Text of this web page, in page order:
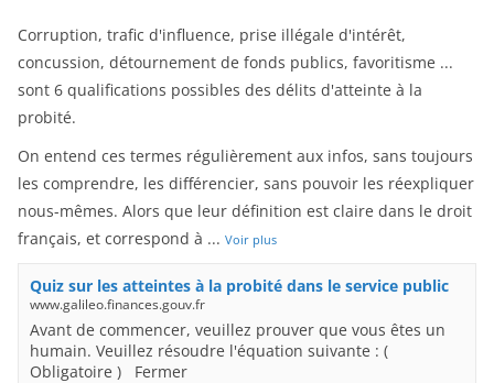
Corruption, trafic d'influence, prise illégale d'intérêt,
concussion, détournement de fonds publics, favoritisme ...
sont 6 qualifications possibles des délits d'atteinte à la
probité.
On entend ces termes régulièrement aux infos, sans toujours
les comprendre, les différencier, sans pouvoir les réexpliquer
nous-mêmes. Alors que leur définition est claire dans le droit
français, et correspond à ... Voir plus
Quiz sur les atteintes à la probité dans le service public
www.galileo.finances.gouv.fr
Avant de commencer, veuillez prouver que vous êtes un
humain. Veuillez résoudre l'équation suivante : (
Obligatoire ) Fermer